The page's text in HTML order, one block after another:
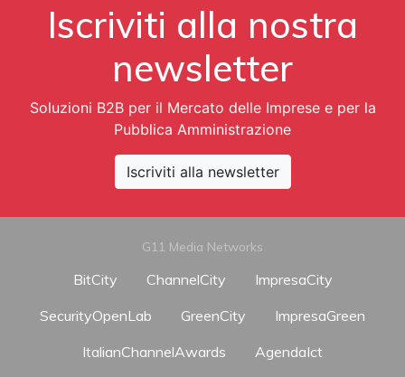
Iscriviti alla nostra
newsletter
Soluzioni B2B per il Mercato delle Imprese e per la
Pubblica Amministrazione
Iscriviti alla newsletter
G11 Media Networks
BitCity ChannelCity
ImpresaCity
SecurityOpenLab
GreenCity
ImpresaGreen
ItalianChannelAwards
AgendaIct